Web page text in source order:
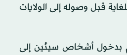
قبل وصوله إلى الولايات
بدخول أشخاص سيئين إلى